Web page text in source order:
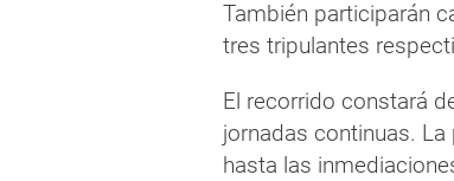
También participarán
tres tripulantes
El recorrido constará
jornadas continuas.
hasta las